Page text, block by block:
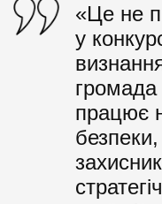
«Це не
у
працює